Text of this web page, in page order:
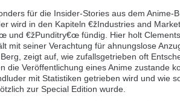
für die Insider-Stories aus dem Anime-
wird in den Kapiteln €žIndustries and
und €žPunditry€œ fündig. Hier holt
mit seiner Verachtung für ahnungslose
zeigt auf, wie zufallsgetrieben oft
die Veröffentlichung eines Anime zustande
mit Statistiken getrieben wird und wie
zur Special Edition wurde.